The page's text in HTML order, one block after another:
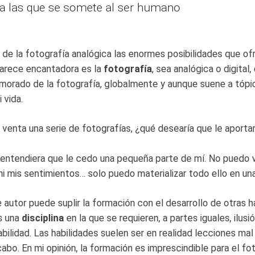
las que se somete al ser humano
la fotografía analógica las enormes posibilidades que
encantadora es la fotografía, sea analógica o digital,
de la fotografía, globalmente y aunque suene a
vida.
venta una serie de fotografías, ¿qué desearía que le
que le cedo una pequeña parte de mí. No puedo
mis sentimientos… solo puedo materializar todo ello en
puede suplir la formación con el desarrollo de otras
una disciplina en la que se requieren, a partes iguales,
Las habilidades suelen ser en realidad lecciones mal
En mi opinión, la formación es imprescindible para el